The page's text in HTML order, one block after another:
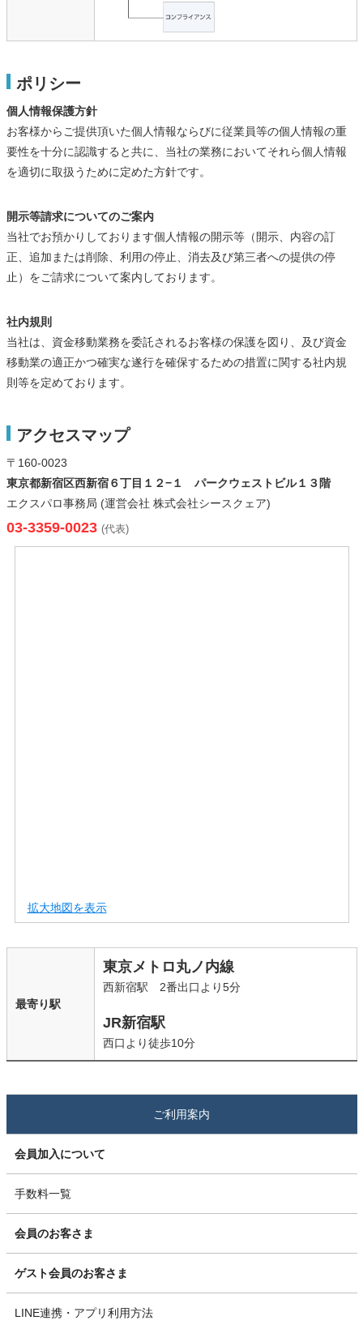
ポリシー
個人情報保護方針
お客様からご提供頂いた個人情報ならびに従業員等の個人情報の重
要性を十分に認識すると共に、当社の業務においてそれら個人情報
を適切に取扱うために定めた方針です。
開示等請求についてのご案内
当社でお預かりしております個人情報の開示等（開示、内容の訂
正、追加または削除、利用の停止、消去及び第三者への提供の停
止）をご請求について案内しております。
社内規則
当社は、資金移動業務を委託されるお客様の保護を図り、及び資金
移動業の適正かつ確実な遂行を確保するための措置に関する社内規
則等を定めております。
アクセスマップ
〒160-0023
東京都新宿区西新宿６丁目１２−１ パークウェストビル１３階
エクスパロ事務局 (運営会社 株式会社シースクェア)
03-3359-0023 (代表)
拡大地図を表示
最寄り駅
東京メトロ丸ノ内線
西新宿駅 2番出口より5分
JR新宿駅
西口より徒歩10分
ご利用案内
会員加入について
手数料一覧
会員のお客さま
ゲスト会員のお客さま
LINE連携・アプリ利用方法